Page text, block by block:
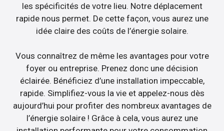
les spécificités de votre lieu. Notre déplacement
rapide nous permet. De cette façon, vous aurez une
idée claire des coûts de l’énergie solaire.
Vous connaîtrez de même les avantages pour votre
foyer ou entreprise. Prenez donc une décision
éclairée. Bénéficiez d’une installation impeccable,
rapide. Simplifiez-vous la vie et appelez-nous dès
aujourd’hui pour profiter des nombreux avantages de
l’énergie solaire ! Grâce à cela, vous aurez une